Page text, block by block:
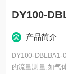
DY100-
产品简介
DY100-
的流量测量,如气